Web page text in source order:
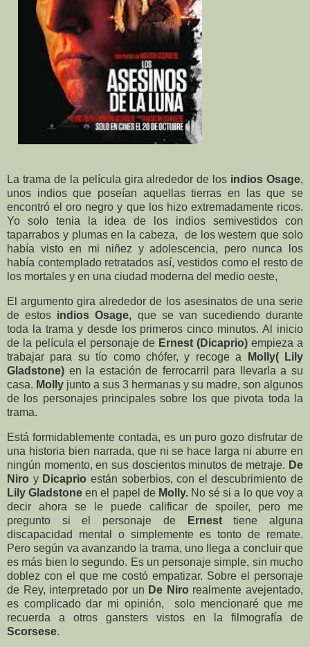
La trama de la película gira alrededor de los indios Osage,
unos indios que poseían aquellas tierras en las que se
encontró el oro negro y que los hizo extremadamente ricos.
Yo solo tenia la idea de los indios semivestidos con
taparrabos y plumas en la cabeza, de los western que solo
había visto en mi niñez y adolescencia, pero nunca los
había contemplado retratados así, vestidos como el resto de
los mortales y en una ciudad moderna del medio oeste,
El argumento gira alrededor de los asesinatos de una serie
de estos indios Osage, que se van sucediendo durante
toda la trama y desde los primeros cinco minutos. Al inicio
de la película el personaje de Ernest (Dicaprio) empieza a
trabajar para su tío como chófer, y recoge a
Molly( Lily
Gladstone) en la estación de ferrocarril para llevarla a su
casa. Molly junto a sus 3 hermanas y su madre, son algunos
de los personajes principales sobre los que pivota toda la
trama.
Está formidablemente contada, es un puro gozo disfrutar de
una historia bien narrada, que ni se hace larga ni aburre en
ningún momento, en sus doscientos minutos de metraje. De
Niro y Dicaprio están soberbios, con el descubrimiento de
Lily Gladstone en el papel de Molly.No sé si a lo que voy a
decir ahora se le puede calificar de spoiler, pero me
pregunto si el personaje de
Ernesttiene alguna
discapacidad mental o simplemente es tonto de remate.
Pero según va avanzando la trama, uno llega a concluir que
es más bien lo segundo. Es un personaje simple, sin mucho
doblez con el que me costó empatizar. Sobre el personaje
de Rey, interpretado por un De Niro realmente avejentado,
es complicado dar mi opinión, solo mencionaré que me
recuerda a otros gansters vistos en la filmografía de
Scorsese.